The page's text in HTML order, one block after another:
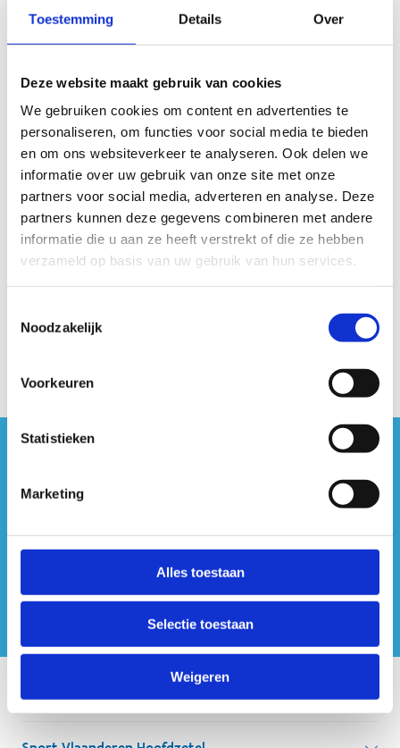
Toestemming Details Over
Deze website maakt gebruik van cookies
We gebruiken cookies om content en advertenties te
personaliseren, om functies voor social media te bieden
en om ons websiteverkeer te analyseren. Ook delen we
informatie over uw gebruik van onze site met onze
partners voor social media, adverteren en analyse. Deze
partners kunnen deze gegevens combineren met andere
informatie die u aan ze heeft verstrekt of die ze hebben
verzameld op basis van uw gebruik van hun services.
Noodzakelijk
Voorkeuren
Statistieken
Marketing
Alles toestaan
Selectie toestaan
Weigeren
Kaartgegevens© Thunderforest© OpenStreetMap contributors
2 km
Beschrijving van de route
Startplaatsen
Oudenaardsesteenweg 458 9420 Erpe-Mere
#sportersbelevenmeer
Onze centra